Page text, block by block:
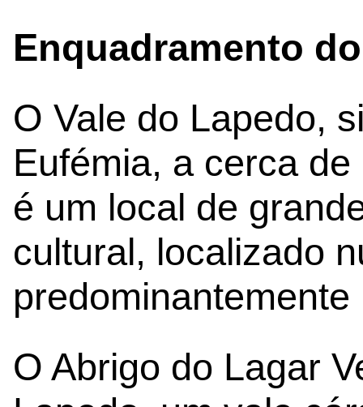
Enquadramento
O Vale do Lapedo,
Eufémia, a cerca
é um local de
cultural, localizado
predominantemente
O Abrigo do Lagar